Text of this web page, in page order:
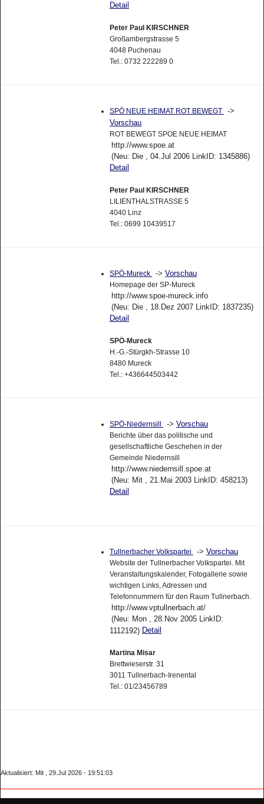
Detail
Peter Paul KIRSCHNER
Großambergstrasse 5
4048 Puchenau
Tel.: 0732 222289 0
SPÖ NEUE HEIMAT ROT BEWEGT
->
Vorschau
ROT BEWEGT SPOE NEUE HEIMAT
http://www.spoe.at
(Neu: Die , 04.Jul 2006 LinkID: 1345886)
Detail
Peter Paul KIRSCHNER
LILIENTHALSTRASSE 5
4040 Linz
Tel.: 0699 10439517
SPÖ-Mureck -> Vorschau
Homepage der SP-Mureck
http://www.spoe-mureck.info
(Neu: Die , 18.Dez 2007 LinkID: 1837235)
Detail
SPÖ-Mureck
H.-G.-Stürgkh-Strasse 10
8480 Mureck
Tel.: +436644503442
SPÖ-Niedernsill -> Vorschau
Berichte über das politische und
gesellschaftliche Geschehen in der
Gemeinde Niedernsill
http://www.niedernsill.spoe.at
(Neu: Mit , 21.Mai 2003 LinkID: 458213)
Detail
Tullnerbacher Volkspartei -> Vorschau
Website der Tullnerbacher Volkspartei. Mit
Veranstaltungskalender, Fotogallerie sowie
wichtigen Links, Adressen und
Telefonnummern für den Raum Tullnerbach.
http://www.vptullnerbach.at/
(Neu: Mon , 28.Nov 2005 LinkID:
1112192) Detail
Martina Misar
Brettwieserstr. 31
3011 Tullnerbach-Irenental
Tel.: 01/23456789
Aktualisiert: Mit , 29.Jul 2026 - 19:51:03